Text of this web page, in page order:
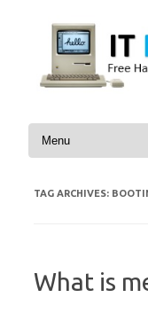
TAG ARCHIVES:
What is